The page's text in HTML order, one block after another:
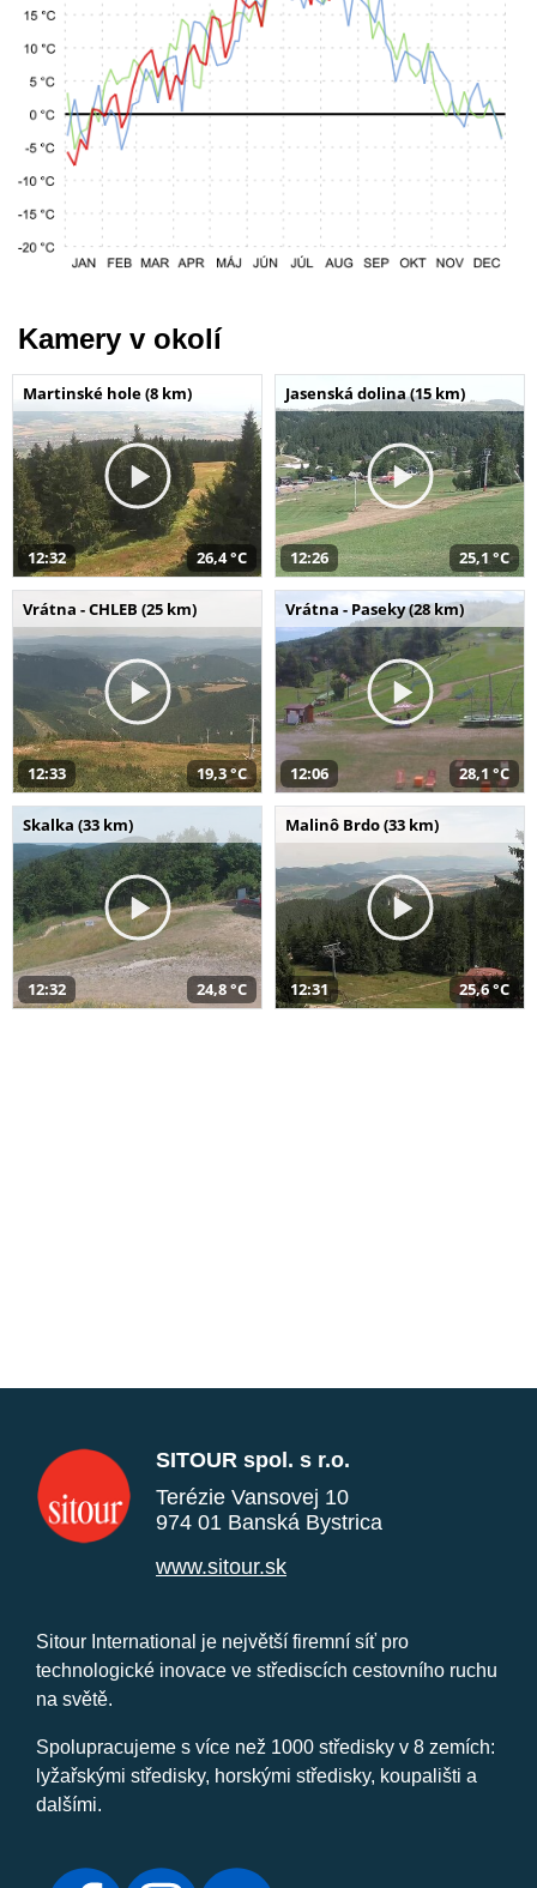
Kamery v okolí
Martinské hole (8 km)
12:32 26,4 °C
Jasenská dolina (15 km)
12:26 25,1 °C
Vrátna - CHLEB (25 km)
12:33 19,3 °C
Vrátna - Paseky (28 km)
12:06 28,1 °C
Skalka (33 km)
12:32 24,8 °C
Malinô Brdo (33 km)
12:31 25,6 °C
SITOUR spol. s r.o.
Terézie Vansovej 10
974 01 Banská Bystrica
www.sitour.sk
Sitour International je největší firemní síť pro
technologické inovace ve střediscích cestovního ruchu
na světě.
Spolupracujeme s více než 1000 středisky v 8 zemích:
lyžařskými středisky, horskými středisky, koupališti a
dalšími.